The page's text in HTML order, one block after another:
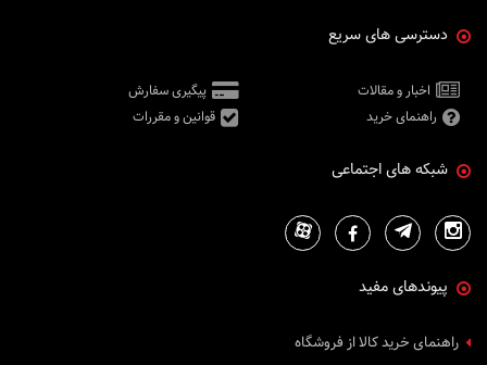
دسترسی های سریع
اخبار و مقالات
پیگیری سفارش
راهنمای خرید
قوانین و مقررات
شبکه های اجتماعی
پیوندهای مفید
راهنمای خرید کالا از فروشگاه